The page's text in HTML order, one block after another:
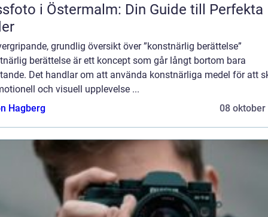
i Östermalm: Din Guide till Perfekta
grundlig översikt över ”konstnärlig berättelse”
berättelse är ett koncept som går långt bortom bara
Det handlar om att använda konstnärliga medel för att
och visuell upplevelse ...
Hagberg
08 oktober